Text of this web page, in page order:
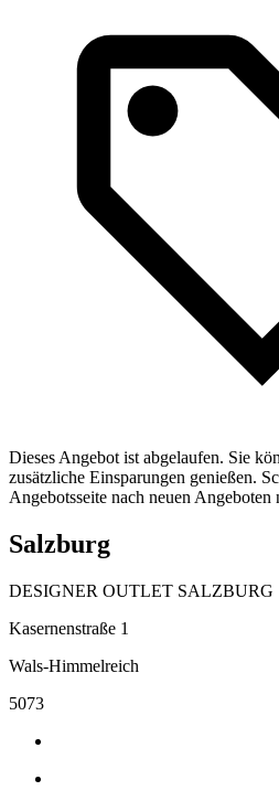
Dieses Angebot ist abgelaufen. Sie
zusätzliche Einsparungen genießen.
Angebotsseite nach neuen Angeboten
Salzburg
DESIGNER OUTLET SALZBURG
Kasernenstraße 1
Wals-Himmelreich
5073